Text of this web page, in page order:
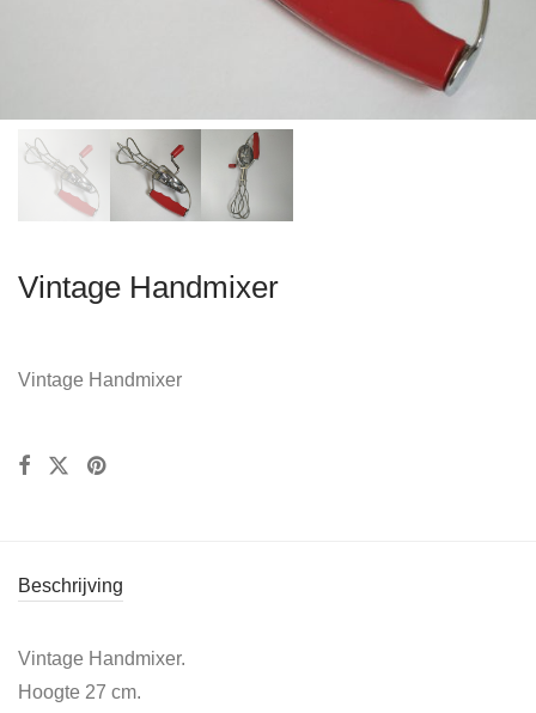
Vintage Handmixer
Vintage Handmixer
Beschrijving
Vintage Handmixer.
Hoogte 27 cm.